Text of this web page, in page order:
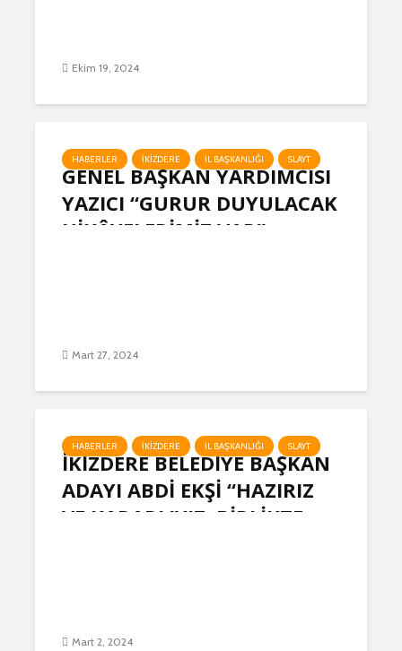
Ekim 19, 2024
HABERLER İKIZDERE İL BAŞKANLIĞI SLAYT
GENEL BAŞKAN YARDIMCISI
YAZICI “GURUR DUYULACAK
HİKÂYELERİMİZ VAR”
Mart 27, 2024
HABERLER İKIZDERE İL BAŞKANLIĞI SLAYT
İKİZDERE BELEDİYE BAŞKAN
ADAYI ABDİ EKŞİ “HAZIRIZ
VE KARARLIYIZ, BİRLİKTE
Mart 2, 2024